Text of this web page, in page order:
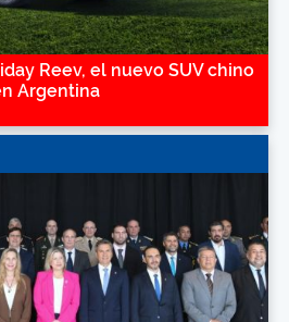
Reev, el nuevo SUV chino
Argentina